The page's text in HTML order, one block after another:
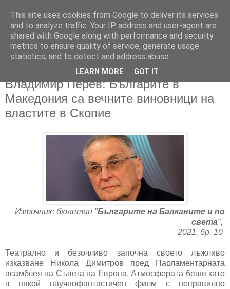
Владимир Перев: Българите в
Македония са вечните виновници на
властите в Скопие
Източник: бюлетин "Българите на Балканите и по
света",
2021, бр. 10
Театрално и безочливо започна своето лъжливо
изказване Никола Димитров пред Парламентарната
асамблея на Съвета на Европа. Атмосферата беше като
в някой научнофантастичен филм с неправилно
This site uses cookies from Google to deliver its services
and to analyze traffic. Your IP address and user-agent are
shared with Google along with performance and security
metrics to ensure quality of service, generate usage
statistics, and to detect and address abuse.
LEARN MORE GOT IT